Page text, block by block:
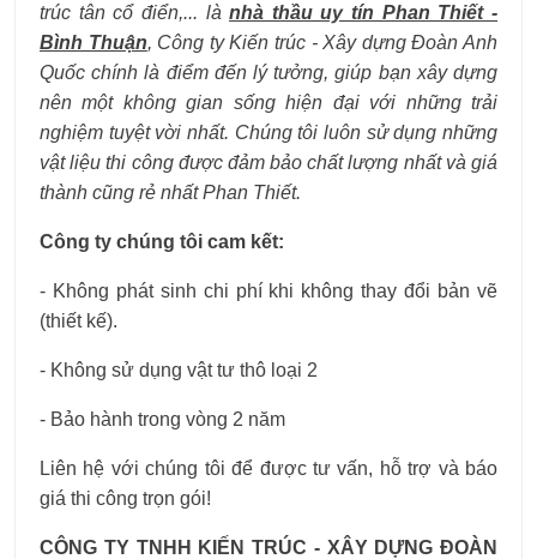
trúc tân cổ điển,... lànhà thầu uy tín Phan Thiết -
Bình Thuận, Công ty Kiến trúc - Xây dựng Đoàn Anh
Quốc chính là điểm đến lý tưởng, giúp bạn xây dựng
nên một không gian sống hiện đại với những trải
nghiệm tuyệt vời nhất. Chúng tôi luôn sử dụng những
vật liệu thi công được đảm bảo chất lượng nhất và giá
thành cũng rẻ nhất Phan Thiết.
Công ty chúng tôi cam kết:
- Không phát sinh chi phí khi không thay đổi bản vẽ
(thiết kế).
- Không sử dụng vật tư thô loại 2
- Bảo hành trong vòng 2 năm
Liên hệ với chúng tôi để được tư vấn, hỗ trợ và báo
giá thi công trọn gói!
CÔNG TY TNHH KIẾN TRÚC - XÂY DỰNG ĐOÀN